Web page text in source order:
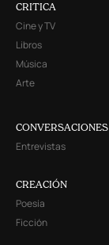
CRITICA
Cine y TV
Libros
Música
Arte
CONVERSACIONES
Entrevistas
CREACIÓN
Poesía
Ficción